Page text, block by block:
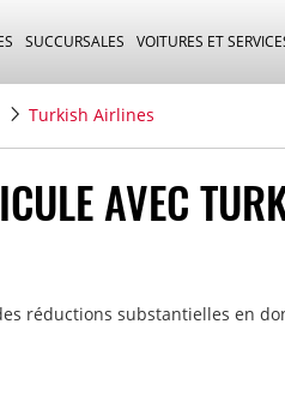
SUCCURSALES VOITURES ET
Turkish Airlines
AVEC
réductions substantielles en